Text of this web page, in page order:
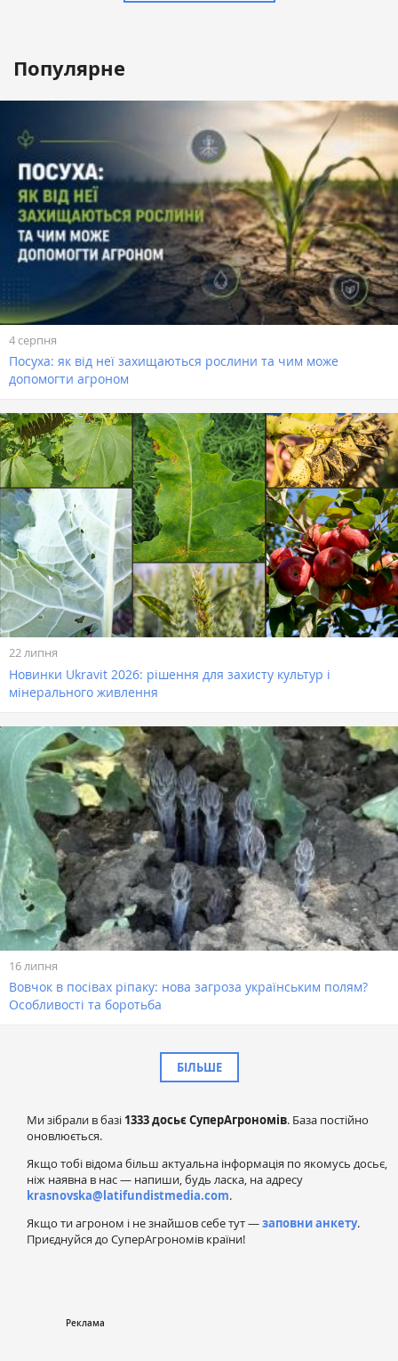
Популярне
4 серпня
Посуха: як від неї захищаються рослини та чим може
допомогти агроном
22 липня
Новинки Ukravit 2026: рішення для захисту культур і
мінерального живлення
16 липня
Вовчок в посівах ріпаку: нова загроза українським полям?
Особливості та боротьба
БІЛЬШЕ
Ми зібрали в базі 1333 досьє СуперАгрономів. База постійно
оновлюється.
Якщо тобі відома більш актуальна інформація по якомусь досьє,
ніж наявна в нас — напиши, будь ласка, на адресу
krasnovska@latifundistmedia.com.
Якщо ти агроном і не знайшов себе тут —заповни анкету.
Приєднуйся до СуперАгрономів країни!